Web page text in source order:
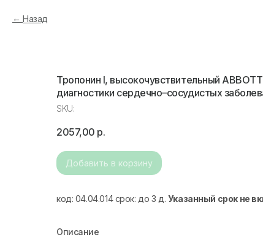
Назад
Тропонин I, высокочувствительный
диагностики сердечно–сосудистых
SKU:
2057,00 р.
Добавить в корзину
код: 04.04.014 срок: до 3 д. Указанный срок не
Описание